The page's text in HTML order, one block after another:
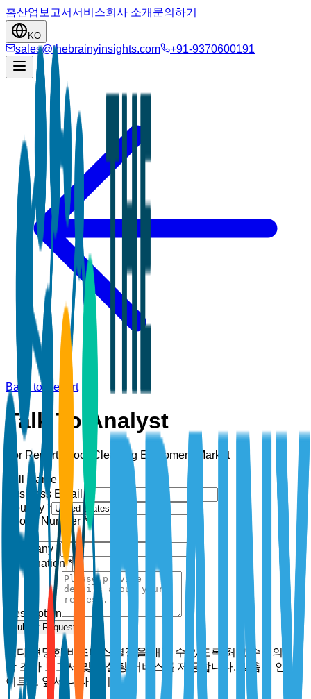
홈산업 보고서서비스회사 소개 문의하기
KO
sales@thebrainyinsights.com +91-9370600191
Back to Report
Talk To Analyst
For Report: Floor Cleaning Equipment Market
Full Name *
Business Email *
Country *
Phone Number *
Company *
Designation *
Description
Submit Request
보다 현명한 비즈니스 결정을 내릴 수 있도록 최고 수준의 시
장 조사 보고서 및 컨설팅 서비스를 제공합니다. 맞춤형 인사
이트로 앞서 나타십시오.